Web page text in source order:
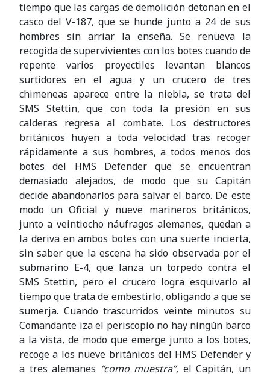
tiempo que las cargas de demolición detonan en el
casco del V-187, que se hunde junto a 24 de sus
hombres sin arriar la enseña. Se renueva la
recogida de supervivientes con los botes cuando de
repente varios proyectiles levantan blancos
surtidores en el agua y un crucero de tres
chimeneas aparece entre la niebla, se trata del
SMS Stettin, que con toda la presión en sus
calderas regresa al combate. Los destructores
británicos huyen a toda velocidad tras recoger
rápidamente a sus hombres, a todos menos dos
botes del HMS Defender que se encuentran
demasiado alejados, de modo que su Capitán
decide abandonarlos para salvar el barco. De este
modo un Oficial y nueve marineros británicos,
junto a veintiocho náufragos alemanes, quedan a
la deriva en ambos botes con una suerte incierta,
sin saber que la escena ha sido observada por el
submarino E-4, que lanza un torpedo contra el
SMS Stettin, pero el crucero logra esquivarlo al
tiempo que trata de embestirlo, obligando a que se
sumerja. Cuando trascurridos veinte minutos su
Comandante iza el periscopio no hay ningún barco
a la vista, de modo que emerge junto a los botes,
recoge a los nueve británicos del HMS Defender y
a tres alemanes “como muestra”, el Capitán, un